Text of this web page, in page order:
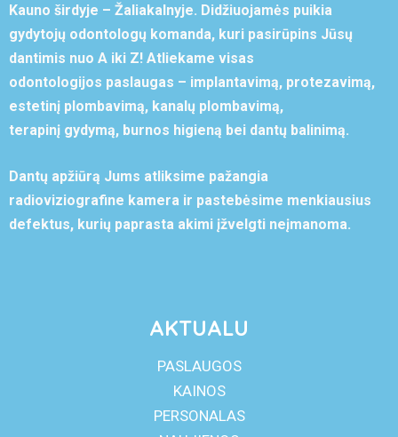
Kauno širdyje – Žaliakalnyje. Didžiuojamės puikia
gydytojų odontologų komanda, kuri pasirūpins Jūsų
dantimis nuo A iki Z! Atliekame visas
odontologijos paslaugas – implantavimą, protezavimą,
estetinį plombavimą, kanalų plombavimą,
terapinį gydymą, burnos higieną bei dantų balinimą.
Dantų apžiūrą Jums atliksime pažangia
radioviziografine kamera ir pastebėsime menkiausius
defektus, kurių paprasta akimi įžvelgti neįmanoma.
AKTUALU
PASLAUGOS
KAINOS
PERSONALAS